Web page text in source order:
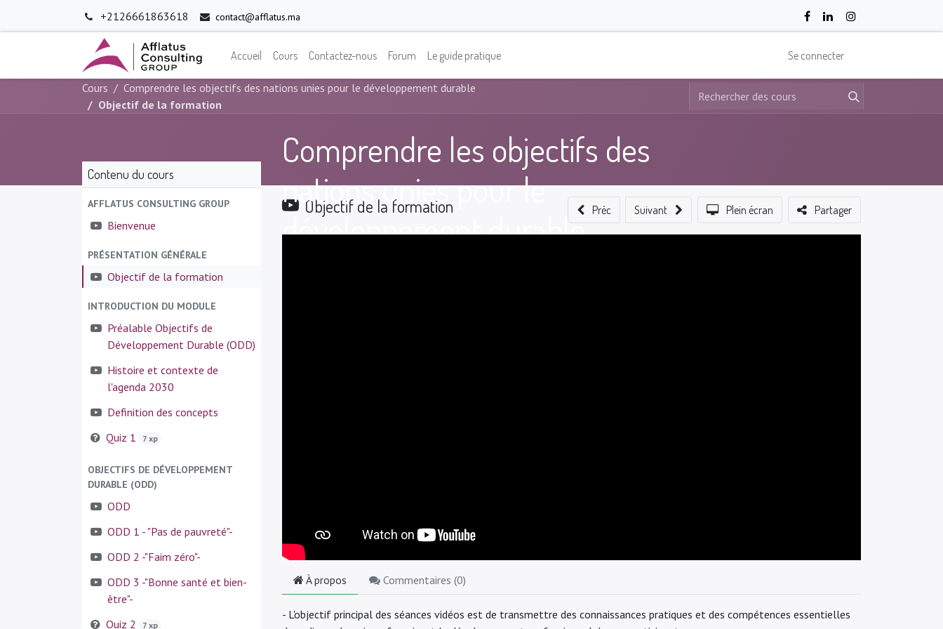
+2126661863618 contact@afflatus.ma
Accueil Cours Contactez-nous Forum Le guide pratique Se connecter
Cours
Comprendre les objectifs des nations unies pour le développement durable
Objectif de la formation
Comprendre les objectifs des
nations unies pour le
développement durable
Contenu du cours
AFFLATUS CONSULTING GROUP
Bienvenue
PRÉSENTATION GÉNÉRALE
Objectif de la formation
INTRODUCTION DU MODULE
Préalable Objectifs de
Développement Durable (ODD)
Histoire et contexte de
l'agenda 2030
Definition des concepts
Quiz 1
7 xp
OBJECTIFS DE DÉVELOPPEMENT
DURABLE (ODD)
ODD
ODD 1 - "Pas de pauvreté"-
ODD 2 -"Faim zéro"-
ODD 3 -"Bonne santé et bien-
être"-
Quiz 2
7 xp
Objectif de la formation Préc Suivant Plein écran Partager
À propos Commentaires (0)
- L'objectif principal des séances vidéos est de transmettre des connaissances pratiques et des compétences essentielles